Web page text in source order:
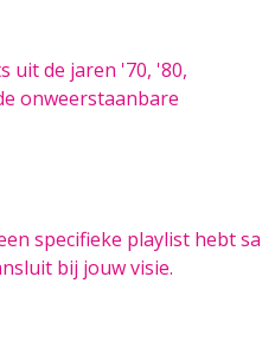
uit de jaren '70, '80,
onweerstaanbare
specifieke playlist hebt
bij jouw visie.